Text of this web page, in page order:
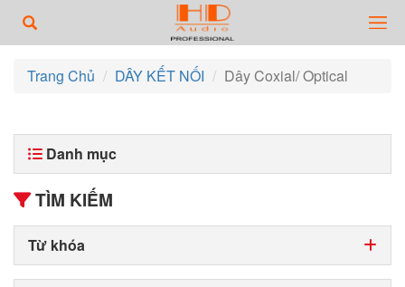
Trang Chủ DÂY KẾT NỐI Dây Coxial/ Optical
Danh mục
TÌM KIẾM
Từ khóa